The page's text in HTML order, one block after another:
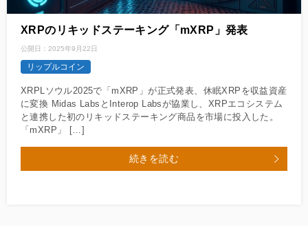
XRPのリキッドステーキング「mXRP」発表
公開日： 2025年9月22日
リップルコイン
XRPLソウル2025で「mXRP」が正式発表、休眠XRPを収益資産
に変換 Midas LabsとInterop Labsが協業し、XRPエコシステム
と連携した初のリキッドステーキング商品を市場に投入した。
「mXRP」 […]
続きを読む